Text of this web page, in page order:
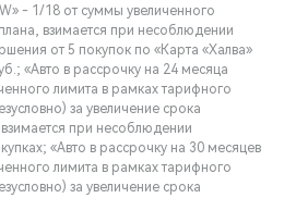
- 1/18 от суммы увеличенного
взимается при несоблюдении
от 5 покупок по «Карта «Халва»
«Авто в рассрочку на 24 месяца
лимита в рамках тарифного
за увеличение срока
при несоблюдении
«Авто в рассрочку на 30 месяцев
лимита в рамках тарифного
за увеличение срока